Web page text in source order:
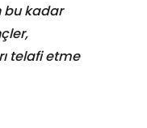
bu kadar
telafi etme